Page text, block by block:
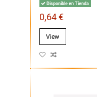
Disponible en Tienda
0,64 €
View